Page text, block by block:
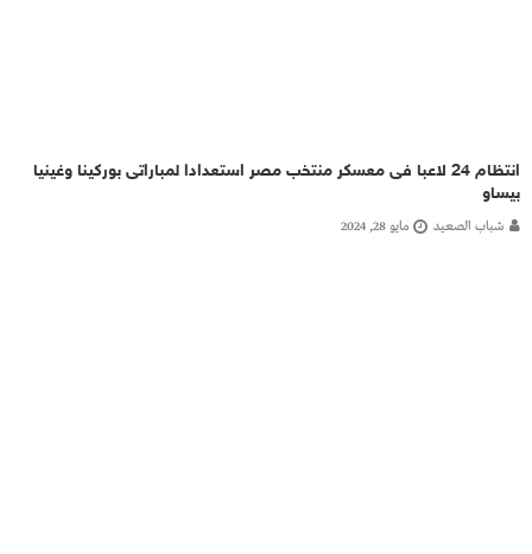
انتظام 24 لاعبا فى معسكر منتخب مصر استعدادا لمباراتى بوركينا وغينيا
بيساو
شباب الصعيد مايو 28, 2024